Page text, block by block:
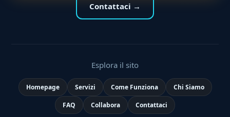
Contattaci →
Esplora il sito
Homepage Servizi Come Funziona Chi Siamo
FAQ Collabora Contattaci